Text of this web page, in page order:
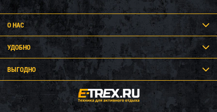
О НАС
УДОБНО
ВЫГОДНО